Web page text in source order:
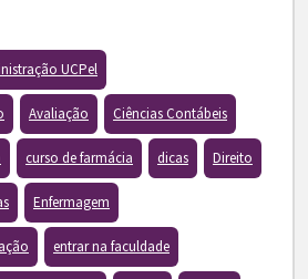
UCPel
Avaliação Ciências Contábeis
curso de farmácia dicas Direito
Enfermagem
entrar na faculdade